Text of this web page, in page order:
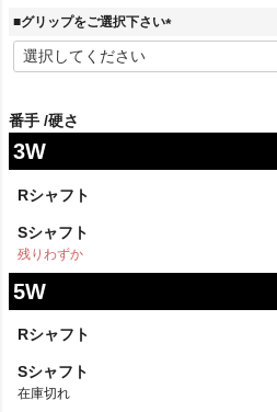
■グリップをご選択下さい
(
番手 硬さ
3W
Rシャフト
Sシャフト
残りわずか
5W
Rシャフト
Sシャフト
在庫切れ